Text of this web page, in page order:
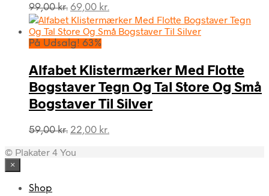
99,00kr. Den
oprindelige
pris
var:
69,00 kr.
aktuelle
pris
På Udsalg! 63%
Alfabet Klistermærker Med Flotte
Bogstaver Tegn Og Tal Store Og Små
Bogstaver Til Silver
59,00kr. Den
pris
22,00 kr.
© Plakater 4 You
×
Shop